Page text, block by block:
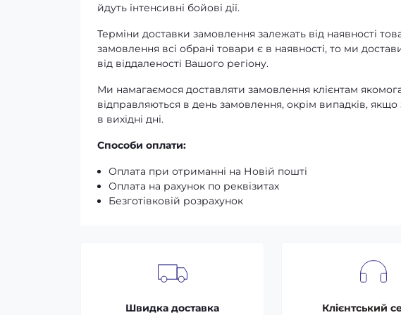
йдуть інтенсивні бойові дії.
Терміни доставки замовлення залежать від наявності
замовлення всі обрані товари є в наявності, то ми
від віддаленості Вашого регіону.
Ми намагаємося доставляти замовлення клієнтам
відправляються в день замовлення, окрім випадків,
в вихідні дні.
Способи оплати:
Оплата при отриманні на Новій пошті
Оплата на рахунок по реквізитах
Безготівковій розрахунок
Швидка доставка Клієнтський